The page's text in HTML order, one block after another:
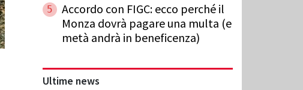
5
Accordo con FIGC: ecco perché il
Monza dovrà pagare una multa (e
metà andrà in beneficenza)
Ultime news